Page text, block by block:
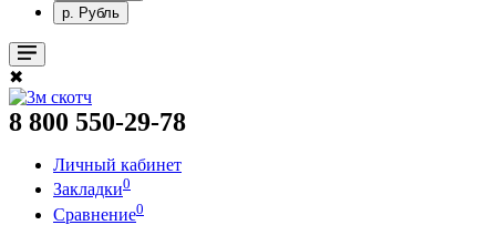
р. Рубль
✖
8 800 550-29-78
Личный кабинет
Закладки0
Сравнение0